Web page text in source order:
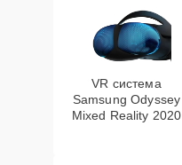
VR система
Samsung Odyssey
Mixed Reality 2020